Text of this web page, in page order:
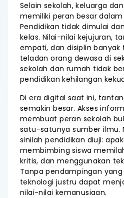
Selain sekolah, keluarga
memiliki peran besar
Pendidikan tidak dimulai
kelas. Nilai-nilai kejujuran,
empati, dan disiplin banyak
teladan orang dewasa di
sekolah dan rumah tidak
pendidikan kehilangan
Di era digital saat ini,
semakin besar. Akses
membuat peran sekolah
satu-satunya sumber ilmu.
sinilah pendidikan diuji:
membimbing siswa
kritis, dan menggunakan
Tanpa pendampingan
teknologi justru dapat
nilai-nilai kemanusiaan.